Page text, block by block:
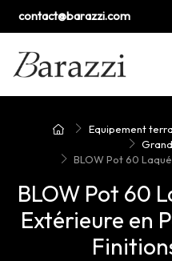
contact@barazzi.com
Equipement
BLOW Pot 60
BLOW Pot 60
Extérieure en